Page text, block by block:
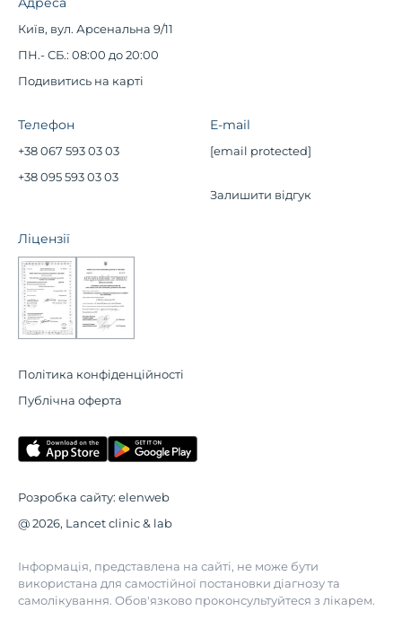
Київ, вул. Арсенальна 9/11
ПН.- СБ.: 08:00 до 20:00
Подивитись на карті
Телефон
+38 067 593 03 03
+38 095 593 03 03
E-mail
[email protected]
Залишити відгук
Ліцензії
Політика конфіденційності
Публічна оферта
Розробка сайту: elenweb
@ 2026, Lancet clinic & lab
Інформація, представлена на сайті, не може бути
використана для самостійної постановки діагнозу та
самолікування. Обов'язково проконсультуйтеся з лікарем.